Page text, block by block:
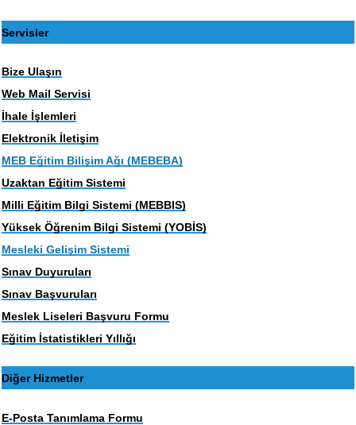
Servisler
Bize Ulaşın
Web Mail Servisi
İhale İşlemleri
Elektronik İletişim
MEB Eğitim Bilişim Ağı (MEBEBA)
Uzaktan Eğitim Sistemi
Milli Eğitim Bilgi Sistemi (MEBBIS)
Yüksek Öğrenim Bilgi Sistemi (YOBİS)
Mesleki Gelişim Sistemi
Sınav Duyuruları
Sınav Başvuruları
Meslek Liseleri Başvuru Formu
Eğitim İstatistikleri Yıllığı
Diğer Hizmetler
E-Posta Tanımlama Formu